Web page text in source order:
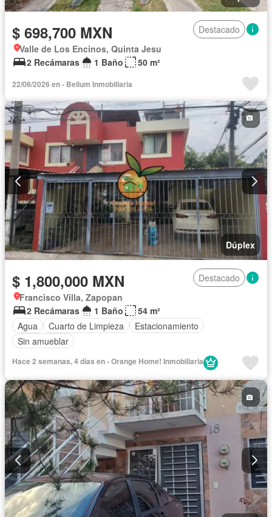
$ 698,700 MXN
Destacado
Valle de Los Encinos, Quinta Jesu
2 Recámaras
1 Baño 50 m²
22/06/2026 en - Bellum Inmobiliaria
Dúplex
$ 1,800,000 MXN
Destacado
Francisco Villa, Zapopan
2 Recámaras
1 Baño
54 m²
Agua
Cuarto de Limpieza
Estacionamiento
Sin amueblar
Hace 2 semanas, 4 días en - Orange Home! Inmobiliaria